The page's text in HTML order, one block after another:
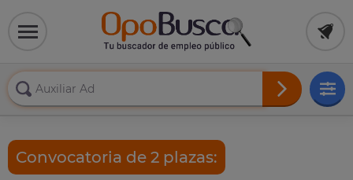
Convocatoria de 2 plazas: